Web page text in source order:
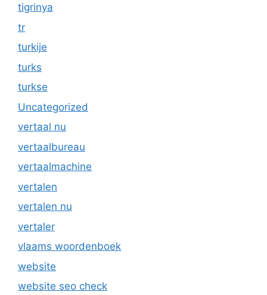
tigrinya
tr
turkije
turks
turkse
Uncategorized
vertaal nu
vertaalbureau
vertaalmachine
vertalen
vertalen nu
vertaler
vlaams woordenboek
website
website seo check